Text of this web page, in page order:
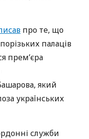
про те, що
палаців
прем’єра
який
українських
служби